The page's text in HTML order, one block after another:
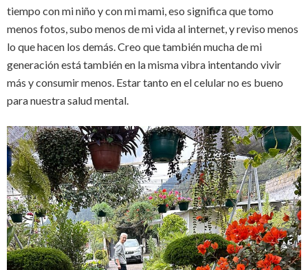
tiempo con mi niño y con mi mami, eso significa que tomo
menos fotos, subo menos de mi vida al internet, y reviso menos
lo que hacen los demás. Creo que también mucha de mi
generación está también en la misma vibra intentando vivir
más y consumir menos. Estar tanto en el celular no es bueno
para nuestra salud mental.